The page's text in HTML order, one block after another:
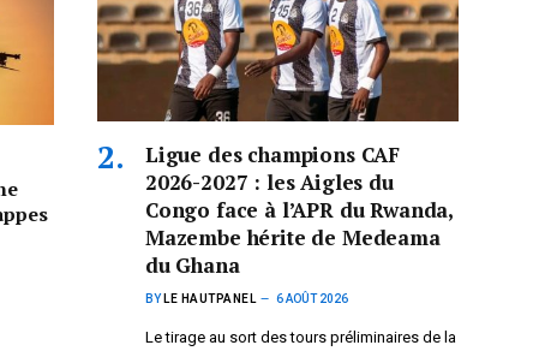
Ligue des champions CAF
2026-2027 : les Aigles du
Congo face à l’APR du Rwanda,
Mazembe hérite de Medeama
du Ghana
BY LE HAUTPANEL 6 AOÛT 2026
Le tirage au sort des tours préliminaires de la